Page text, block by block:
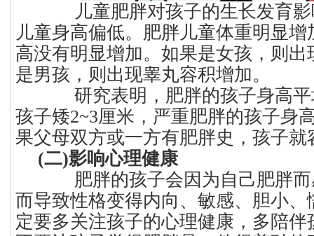
儿童肥胖对孩子的生长发育影
儿童身高偏低。肥胖儿童体重明显
高没有明显增加。如果是女孩，则
是男孩，则出现睾丸容积增加。
研究表明，肥胖的孩子身高平
孩子矮2~3厘米，严重肥胖的孩子身
果父母双方或一方有肥胖史，孩子就
(二)影响心理健康
肥胖的孩子会因为自己肥胖而
而导致性格变得内向、敏感、胆小、
定要多关注孩子的心理健康，多陪